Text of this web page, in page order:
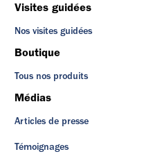
Visites guidées
Nos visites guidées
Boutique
Tous nos produits
Médias
Articles de presse
Témoignages